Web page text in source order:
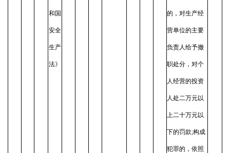
和国
安全
生产
法》
的，对生产经
营单位的主要
负责人给予撤
职处分，对个
人经营的投资
人处二万元以
上二十万元以
下的罚款;构成
犯罪的，依照